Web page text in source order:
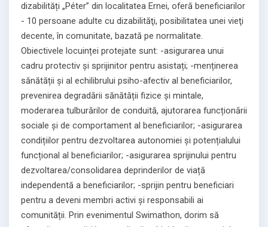
dizabilități „Péter” din localitatea Ernei, oferă beneficiarilor
- 10 persoane adulte cu dizabilităţi, posibilitatea unei vieţi
decente, în comunitate, bazată pe normalitate.
Obiectivele locuinței protejate sunt: -asigurarea unui
cadru protectiv și sprijinitor pentru asistați; -menținerea
sănătății și al echilibrului psiho-afectiv al beneficiarilor,
prevenirea degradării sănătății fizice și mintale,
moderarea tulburărilor de conduită, ajutorarea funcționării
sociale și de comportament al beneficiarilor; -asigurarea
condițiilor pentru dezvoltarea autonomiei și potențialului
funcțional al beneficiarilor; -asigurarea sprijinului pentru
dezvoltarea/consolidarea deprinderilor de viață
independentă a beneficiarilor; -sprijin pentru beneficiari
pentru a deveni membri activi și responsabili ai
comunității. Prin evenimentul Swimathon, dorim să